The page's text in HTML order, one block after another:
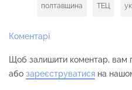
полтавщина ТЕЦ
Коментарі
Щоб залишити коментар, вам
або зареєструватися на